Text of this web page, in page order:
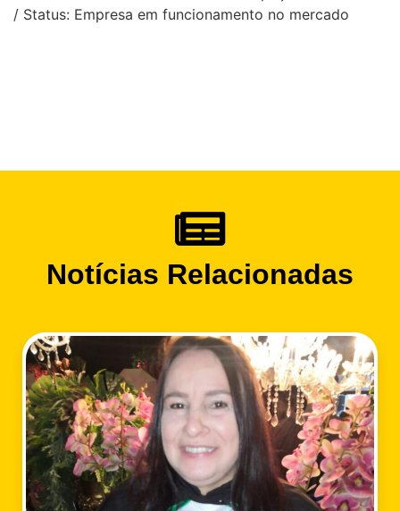
/ Status: Empresa em funcionamento no mercado
Notícias Relacionadas